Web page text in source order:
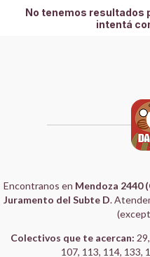
No tenemos resultados
intentá
Encontranos en Mendoza 2440
Juramento del Subte D.
Colectivos que te acercan:
107, 113, 114, 133,